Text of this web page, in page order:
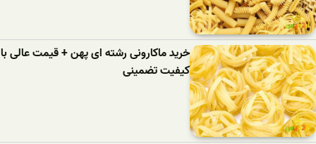
خرید ماکارونی رشته ای پهن + قیمت عالی با
کیفیت تضمینی